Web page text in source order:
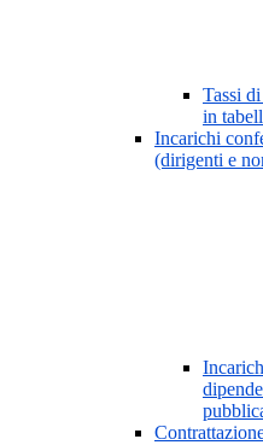
Tassi
in
Incarichi
(dirigenti e